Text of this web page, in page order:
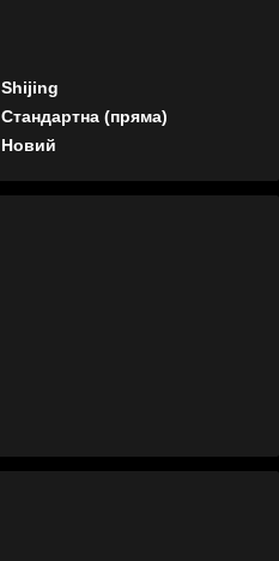
Shijing
Стандартна (пряма)
Новий